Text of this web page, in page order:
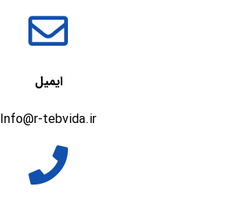
ایمیل
Info@r-tebvida.ir